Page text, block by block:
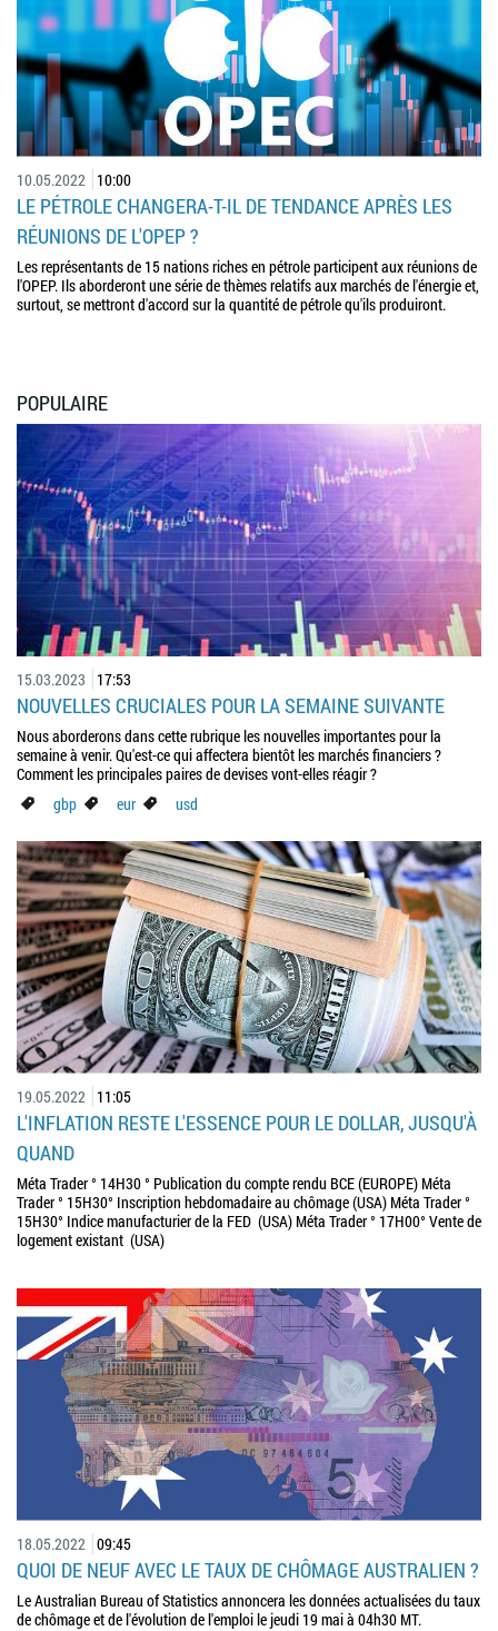
10.05.2022 10:00
LE PÉTROLE CHANGERA-T-IL DE TENDANCE APRÈS LES
RÉUNIONS DE L'OPEP ?
Les représentants de 15 nations riches en pétrole participent aux réunions de
l'OPEP. Ils aborderont une série de thèmes relatifs aux marchés de l'énergie et,
surtout, se mettront d'accord sur la quantité de pétrole qu'ils produiront.
POPULAIRE
15.03.2023 17:53
NOUVELLES CRUCIALES POUR LA SEMAINE SUIVANTE
Nous aborderons dans cette rubrique les nouvelles importantes pour la
semaine à venir. Qu'est-ce qui affectera bientôt les marchés financiers ?
Comment les principales paires de devises vont-elles réagir ?
gbp
eur usd
19.05.2022 11:05
L'INFLATION RESTE L'ESSENCE POUR LE DOLLAR, JUSQU'À
QUAND
Méta Trader ° 14H30 ° Publication du compte rendu BCE (EUROPE) Méta
Trader ° 15H30° Inscription hebdomadaire au chômage (USA) Méta Trader °
15H30° Indice manufacturier de la FED (USA) Méta Trader ° 17H00° Vente de
logement existant (USA)
18.05.2022 09:45
QUOI DE NEUF AVEC LE TAUX DE CHÔMAGE AUSTRALIEN ?
Le Australian Bureau of Statistics annoncera les données actualisées du taux
de chômage et de l'évolution de l'emploi le jeudi 19 mai à 04h30 MT.